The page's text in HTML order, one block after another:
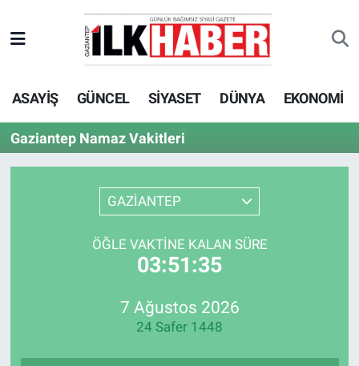
ASAYİŞ GÜNCEL SİYASET DÜNYA EKONOMİ
Gaziantep Namaz Vakitleri
GAZİANTEP
ÖĞLE VAKTINE KALAN SÜRE
03:51:35
7 Ağustos 2026
24 Safer 1448
EKONOMİ
SİYASET
SAĞLIK
Beyoğlu Hava Durumu
Beyoğlu Trafik Yoğunluk Haritası
Süper Lig Puan Durumu ve Fikstür
Tüm Manşetler